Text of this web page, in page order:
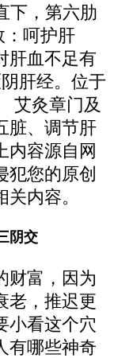
下，第六肋
：呵护肝
肝血不足有
肝经。位于
艾灸章门及
脏、调节肝
内容源自网
犯您的原创
内容。
阴交
富，因为
老，推迟更
小看这个穴
有哪些神奇